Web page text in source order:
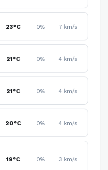
23°C 0% 7 km/s
21°C 0% 4 km/s
21°C 0% 4 km/s
20°C 0% 4 km/s
19°C 0% 3 km/s